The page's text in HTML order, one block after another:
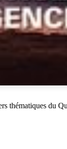
thématiques du